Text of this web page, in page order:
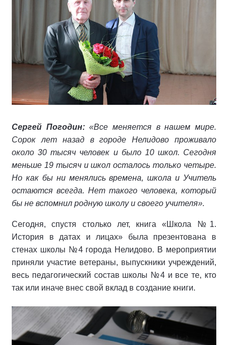
Сергей Погодин:«Все меняется в нашем мире.
Сорок лет назад в городе Нелидово проживало
около 30 тысяч человек и было 10 школ. Сегодня
меньше 19 тысяч и школ осталось только четыре.
Но как бы ни менялись времена, школа и Учитель
остаются всегда. Нет такого человека, который
бы не вспомнил родную школу и своего учителя».
Сегодня, спустя столько лет, книга «Школа №1.
История в датах и лицах» была презентована в
стенах школы №4 города Нелидово. В мероприятии
приняли участие ветераны, выпускники учреждений,
весь педагогический состав школы №4 и все те, кто
так или иначе внес свой вклад в создание книги.